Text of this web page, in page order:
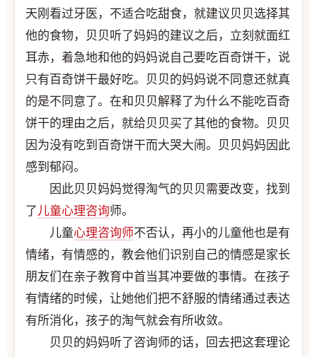
天刚看过牙医，不适合吃甜食，就建议贝贝选择其
他的食物，贝贝听了妈妈的建议之后，立刻就面红
耳赤，着急地和他的妈妈说自己要吃百奇饼干，说
只有百奇饼干最好吃。贝贝的妈妈说不同意还就真
的是不同意了。在和贝贝解释了为什么不能吃百奇
饼干的理由之后，就给贝贝买了其他的食物。贝贝
因为没有吃到百奇饼干而大哭大闹。贝贝妈妈因此
感到郁闷。
因此贝贝妈妈觉得淘气的贝贝需要改变，找到
了儿童心理咨询师。
儿童心理咨询师不否认，再小的儿童他也是有
情绪，有情感的，教会他们识别自己的情感是家长
朋友们在亲子教育中首当其冲要做的事情。在孩子
有情绪的时候，让她他们把不舒服的情绪通过表达
有所消化，孩子的淘气就会有所收敛。
贝贝的妈妈听了咨询师的话，回去把这套理论